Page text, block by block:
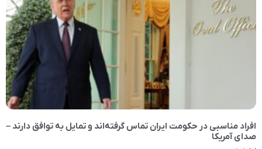
افراد مناسبی در حکومت ایران تماس گرفته‌اند و تمایل به توافق دارند –
صدای آمریکا